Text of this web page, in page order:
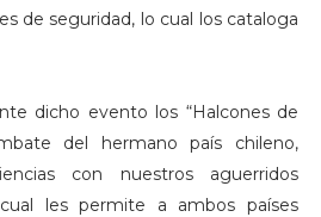
de seguridad, lo cual los cataloga
dicho evento los “Halcones de
del hermano país chileno,
con nuestros aguerridos
les permite a ambos países